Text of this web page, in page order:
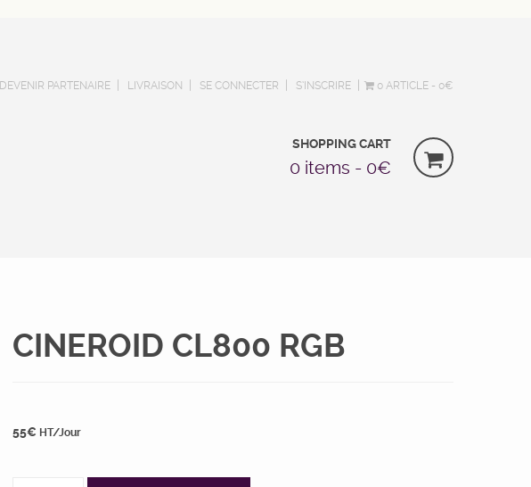
DEVENIR PARTENAIRE LIVRAISON SE CONNECTER S’INSCRIRE 0 ARTICLE 0€
SHOPPING CART
0 items - 0€
CINEROID CL800 RGB
55€ HT/Jour